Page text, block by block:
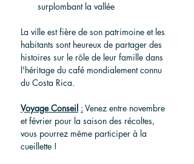
surplombant la vallée
La ville est fière de son patrimoine et les
habitants sont heureux de partager des
histoires sur le rôle de leur famille dans
l'héritage du café mondialement connu
du Costa Rica.
Voyage Conseil : Venez entre novembre
et février pour la saison des récoltes,
vous pourrez même participer à la
cueillette !